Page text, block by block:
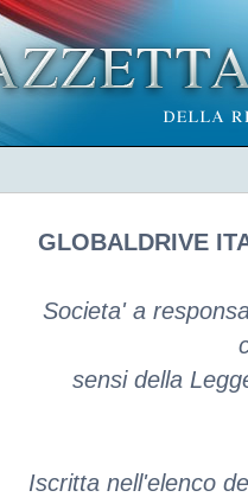
GLOBALDRIVE
Societa' a
sensi della
Iscritta nell'elenco